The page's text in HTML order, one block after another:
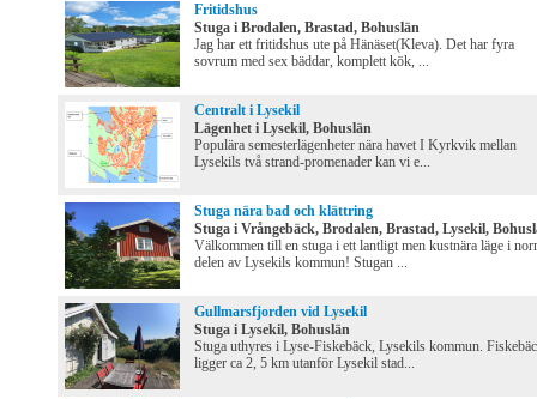
Fritidshus
Stuga i Brodalen, Brastad, Bohuslän
Jag har ett fritidshus ute på Hänäset(Kleva). Det har fyra
sovrum med sex bäddar, komplett kök, ...
Centralt i Lysekil
Lägenhet i Lysekil, Bohuslän
Populära semesterlägenheter nära havet I Kyrkvik mellan
Lysekils två strand-promenader kan vi e...
Stuga nära bad och klättring
Stuga i Vrångebäck, Brodalen, Brastad, Lysekil,
Välkommen till en stuga i ett lantligt men kustnära läge i
delen av Lysekils kommun! Stugan ...
Gullmarsfjorden vid Lysekil
Stuga i Lysekil, Bohuslän
Stuga uthyres i Lyse-Fiskebäck, Lysekils kommun.
ligger ca 2, 5 km utanför Lysekil stad...